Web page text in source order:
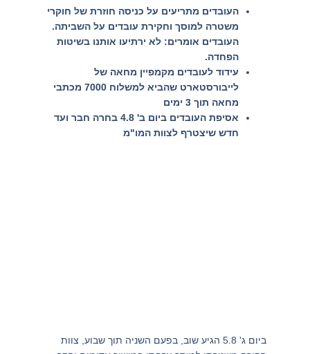
העובדים מתריעים על כניסה חוזרת של חוקרי
משטרה למוסך וחקירת עובדים על השביתה.
העובדים אומרים: לא ירתיעו אותנו בשיטות
הפחדה.
עידוד לעובדים מקמפיין מחאה של
לייבורסטארט שהביא למשלוח 7000 מכתבי
מחאה תוך 3 ימים
אסיפת העובדים ביום ב' 4.8 בחרה חבר ועד
חדש שיצטרף לצוות המו"מ
ביום ג' 5.8 הגיע שוב, בפעם השניה תוך שבוע, צוות